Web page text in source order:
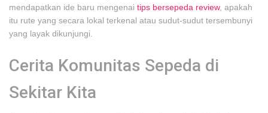
mendapatkan ide baru mengenai tips bersepeda review, apakah
itu rute yang secara lokal terkenal atau sudut-sudut tersembunyi
yang layak dikunjungi.
Cerita Komunitas Sepeda di
Sekitar Kita